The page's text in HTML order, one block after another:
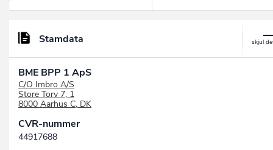
Stamdata
BME BPP 1 ApS
C/O Imbro A/S
Store Torv 7, 1
8000 Aarhus C, DK
CVR-nummer
44917688